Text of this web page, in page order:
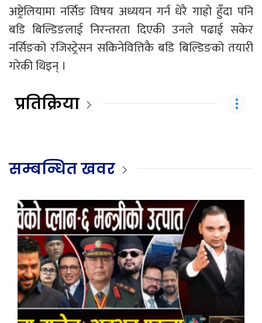
अष्ट्रेलियामा नर्सिङ विषय अध्ययन गर्न धेरै गाह्रो हुँदा पनि
बडि बिल्डिङलाई निरन्तरता दिएकी उनले पढाई सकेर
नर्सिङको रजिस्ट्रेसन सकिनेवित्तिकै बडि बिल्डिङको तयारी
गरेकी थिइन् ।
प्रतिक्रिया
सम्बन्धित खवर